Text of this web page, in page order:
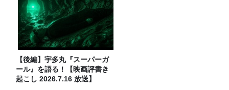
【後編】宇多丸『スーパーガ
ール』を語る！【映画評書き
起こし 2026.7.16 放送】